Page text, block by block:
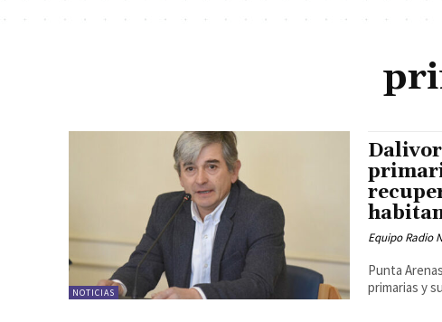
NOTICIAS
Equipo Radio
Punta
primarias y